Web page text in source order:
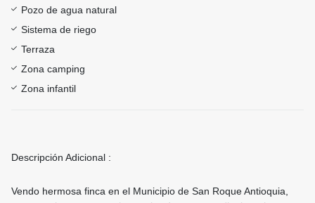
Pozo de agua natural
Sistema de riego
Terraza
Zona camping
Zona infantil
Descripción Adicional :
Vendo hermosa finca en el Municipio de San Roque Antioquia,